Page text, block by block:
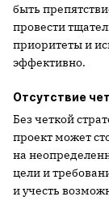
быть
провести
приоритеты и
эффективно.
Отсутствие
Без четкой
проект может
на
цели и
и учесть